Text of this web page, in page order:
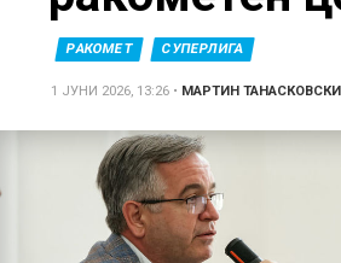
РАКОМЕТ СУПЕРЛИГА
1 ЈУНИ 2026, 13:26 • МАРТИН ТАНАСКОВСКИ